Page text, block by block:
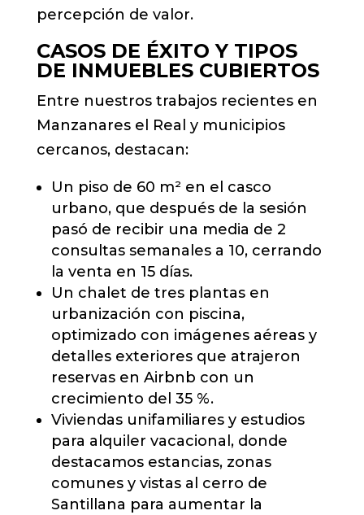
percepción de valor.
CASOS DE ÉXITO Y TIPOS
DE INMUEBLES CUBIERTOS
Entre nuestros trabajos recientes en
Manzanares el Real y municipios
cercanos, destacan:
Un piso de 60 m² en el casco
urbano, que después de la sesión
pasó de recibir una media de 2
consultas semanales a 10, cerrando
la venta en 15 días.
Un chalet de tres plantas en
urbanización con piscina,
optimizado con imágenes aéreas y
detalles exteriores que atrajeron
reservas en Airbnb con un
crecimiento del 35 %.
Viviendas unifamiliares y estudios
para alquiler vacacional, donde
destacamos estancias, zonas
comunes y vistas al cerro de
Santillana para aumentar la